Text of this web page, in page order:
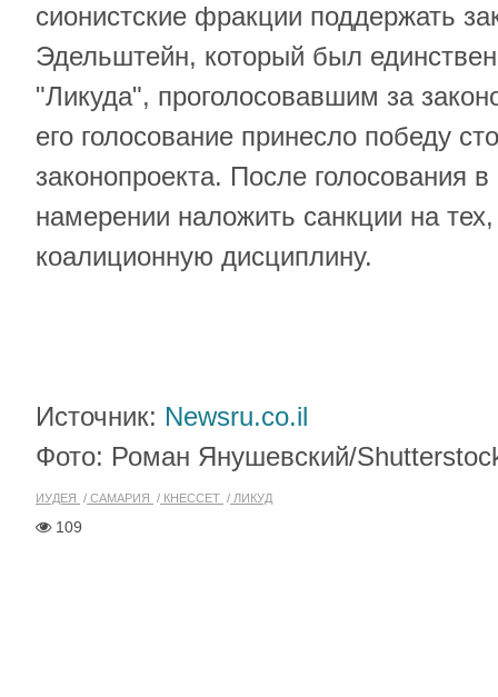
сионистские фракции поддержать
Эдельштейн, который был
"Ликуда", проголосовавшим за
его голосование принесло победу
законопроекта. После голосования
намерении наложить санкции на
коалиционную дисциплину.
Источник: Newsru.co.il
Фото: Роман Янушевский/
ИУДЕЯ САМАРИЯ КНЕССЕТ ЛИКУД
109